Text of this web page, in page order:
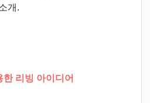
개.
리빙 아이디어